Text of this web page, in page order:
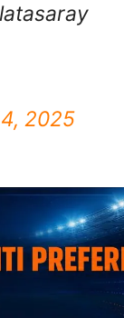
2025